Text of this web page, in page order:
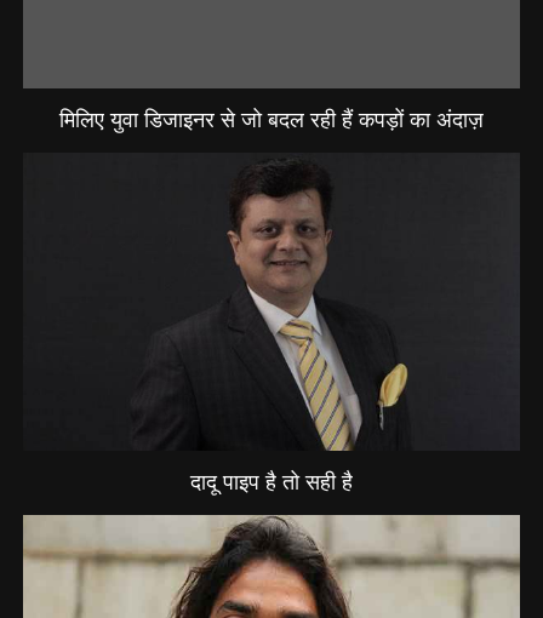
मिलिए युवा डिजाइनर से जो बदल रही हैं कपड़ों का अंदाज़
दादू पाइप है तो सही है